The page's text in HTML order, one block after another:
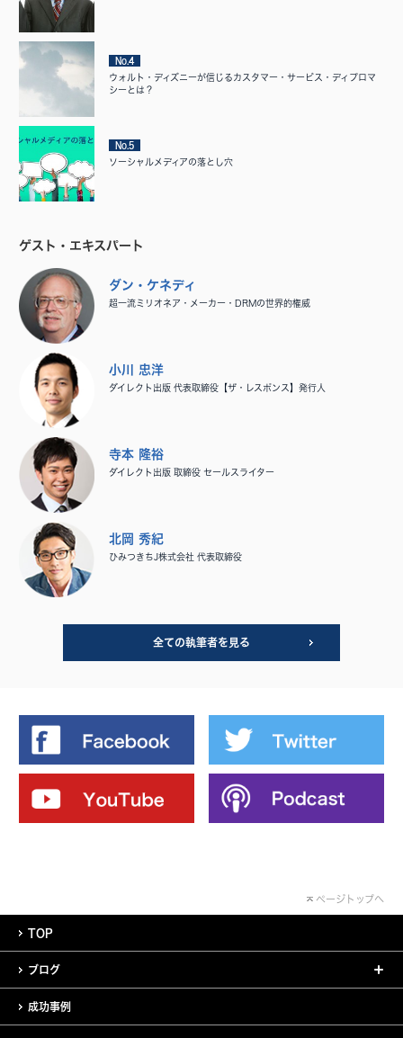
No.4
ウォルト・ディズニーが信じるカスタマー・サービス・ディプロマ
シーとは？
No.5
ソーシャルメディアの落とし穴
ゲスト・エキスパート
ダン・ケネディ
超一流ミリオネア・メーカー・DRMの世界的権威
小川 忠洋
ダイレクト出版 代表取締役【ザ・レスポンス】発行人
寺本 隆裕
ダイレクト出版 取締役 セールスライター
北岡 秀紀
ひみつきちJ株式会社 代表取締役
全ての執筆者を見る
ページトップへ
TOP
ブログ
成功事例